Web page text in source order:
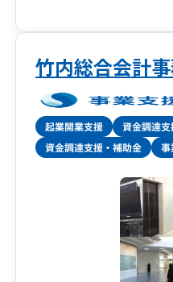
相続対策、事業承継な
関わることであれば何
い。
竹内総合会計